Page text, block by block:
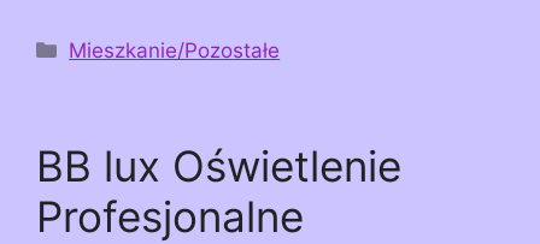
Kategorie
Mieszkanie/Pozostałe
BB lux Oświetlenie
Profesjonalne